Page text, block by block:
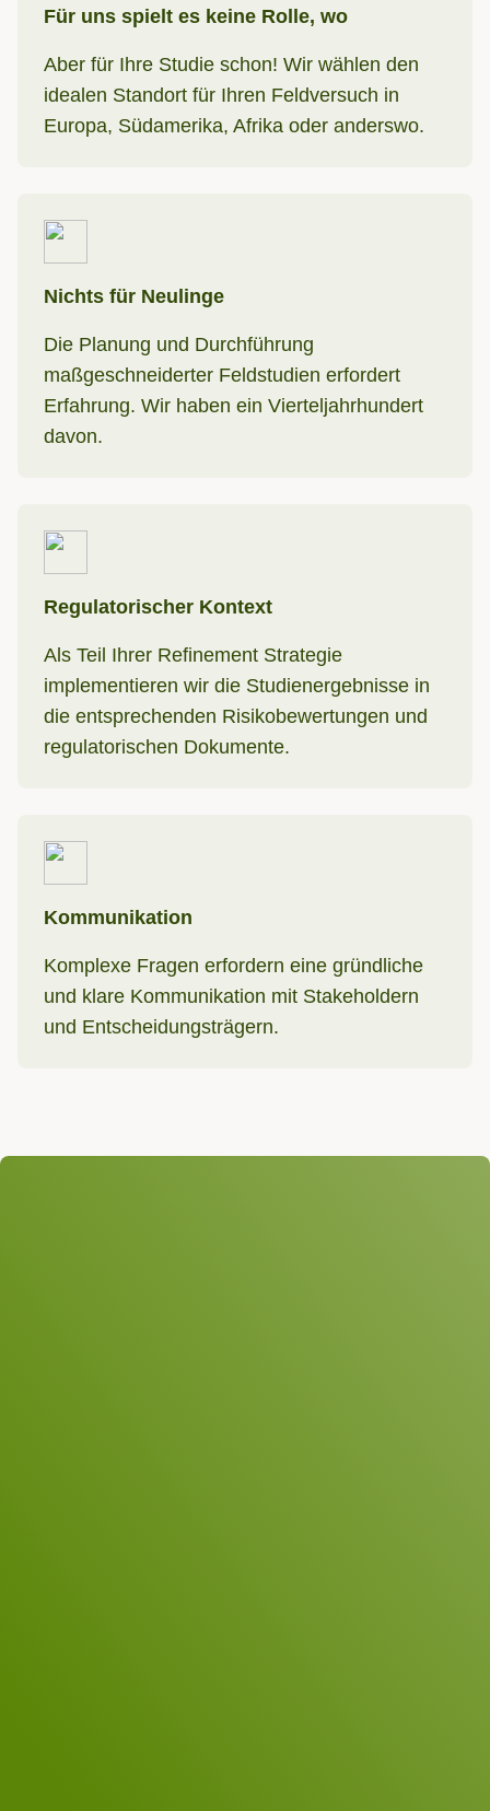
Für uns spielt es keine Rolle, wo
Aber für Ihre Studie schon! Wir wählen den
idealen Standort für Ihren Feldversuch in
Europa, Südamerika, Afrika oder anderswo.
Nichts für Neulinge
Die Planung und Durchführung
maßgeschneiderter Feldstudien erfordert
Erfahrung. Wir haben ein Vierteljahrhundert
davon.
Regulatorischer Kontext
Als Teil Ihrer Refinement Strategie
implementieren wir die Studienergebnisse in
die entsprechenden Risikobewertungen und
regulatorischen Dokumente.
Kommunikation
Komplexe Fragen erfordern eine gründliche
und klare Kommunikation mit Stakeholdern
und Entscheidungsträgern.